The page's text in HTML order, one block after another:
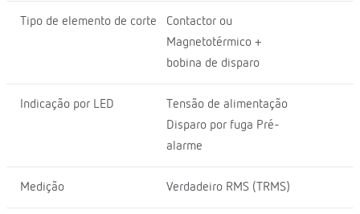
Tipo de elemento de corte
Contactor ou
Magnetotérmico +
bobina de disparo
Indicação por LED
Tensão de alimentação
Disparo por fuga Pré-
alarme
Medição Verdadeiro RMS (TRMS)